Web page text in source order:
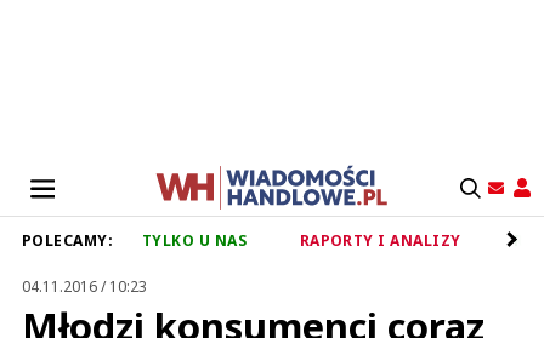
POLECAMY: TYLKO U NAS RAPORTY I ANALIZY
04.11.2016 / 10:23
Młodzi konsumenci coraz